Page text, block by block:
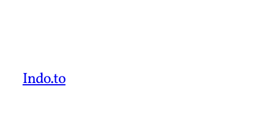
Indo.to